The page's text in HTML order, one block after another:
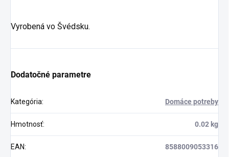
Vyrobená vo Švédsku.
Dodatočné parametre
Kategória: Domáce potreby
Hmotnosť: 0.02 kg
EAN: 8588009053316